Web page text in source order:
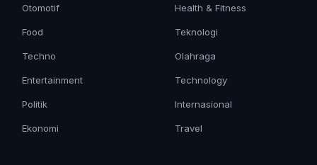
Otomotif Health & Fitness
Food
Techno
Entertainment
Politik
Ekonomi
Teknologi
Olahraga
Technology
Internasional
Travel